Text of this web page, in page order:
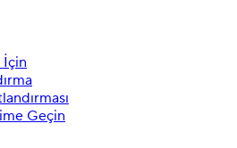
İçin
Geçin